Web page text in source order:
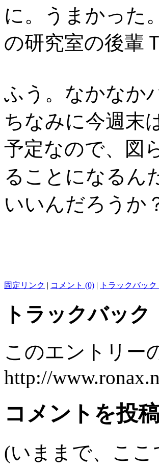
に。うまかった
の研究室の後輩
ふう。なかなか
ちなみに今週末
予定なので、図
ることになるん
いいんだろうか
固定リンク | コメント (0) | トラックバック
トラックバック
このエントリー
http://
コメントを投
(いままで、こ